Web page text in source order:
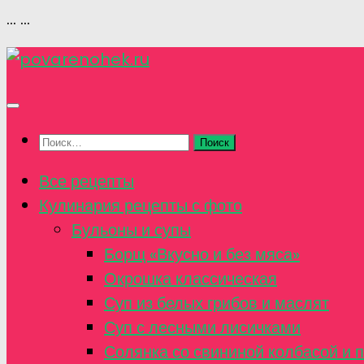
... ...
Перейти
содержимому
Найти:
Все рецепты
Кулинария рецепты с фото
Бульоны и супы
Борщ «Вкусно и без мяса»
Окрошка классическая
Суп из белых грибов и маслят
Суп с лесными лисичками
Солянка со свининой колбасой и